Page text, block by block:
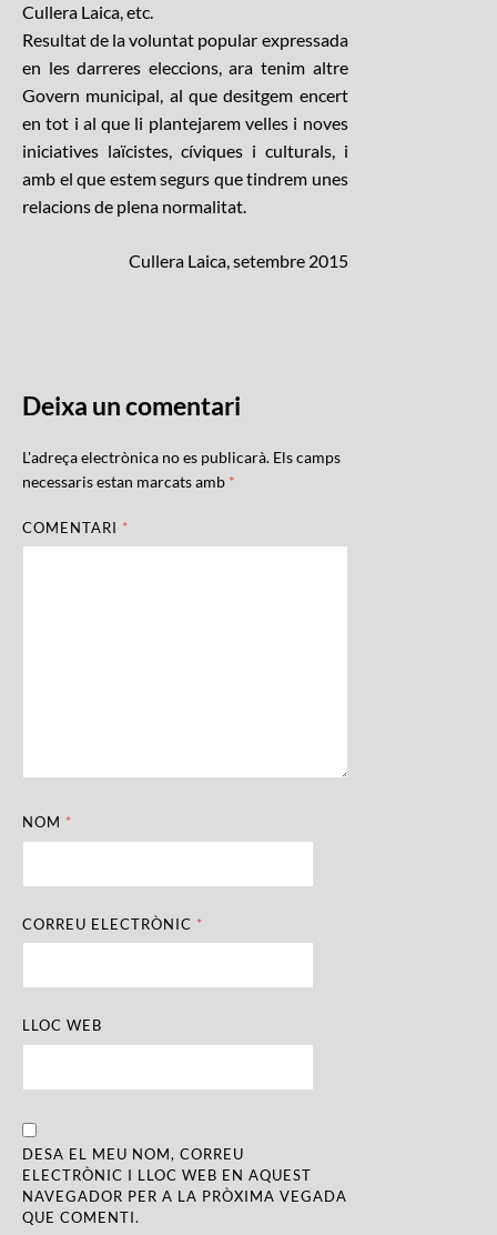
Cullera Laica, etc.
Resultat de la voluntat popular expressada
en les darreres eleccions, ara tenim altre
Govern municipal, al que desitgem encert
en tot i al que li plantejarem velles i noves
iniciatives laïcistes, cíviques i culturals, i
amb el que estem segurs que tindrem unes
relacions de plena normalitat.
Cullera Laica, setembre 2015
Deixa un comentari
L'adreça electrònica no es publicarà. Els camps
necessaris estan marcats amb *
COMENTARI *
NOM *
CORREU ELECTRÒNIC *
LLOC WEB
DESA EL MEU NOM, CORREU
ELECTRÒNIC I LLOC WEB EN AQUEST
NAVEGADOR PER A LA PRÒXIMA VEGADA
QUE COMENTI.